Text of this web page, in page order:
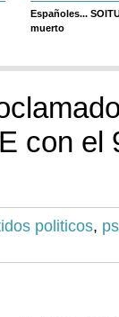
Españoles...
muerto
con el
politicos,